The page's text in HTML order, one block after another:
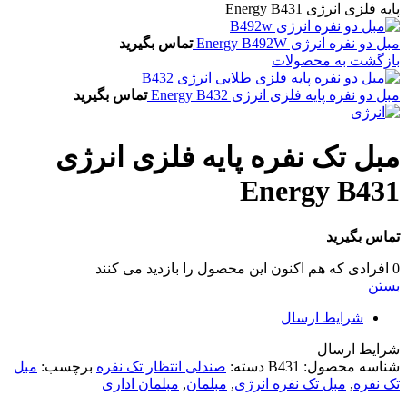
پایه فلزی انرژی Energy B431
مبل دو نفره انرژی Energy B492W
تماس بگیرید
بازگشت به محصولات
مبل دو نفره پایه فلزی انرژی Energy B432 تماس بگیرید
مبل تک نفره پایه فلزی انرژی
Energy B431
تماس بگیرید
0 افرادی که هم اکنون این محصول را بازدید می کنند
بستن
شرایط ارسال
شرایط ارسال
شناسه محصول: B431 دسته: صندلی انتظار تک نفره برچسب: مبل
تک نفره, مبل تک نفره انرژی, مبلمان, مبلمان اداری